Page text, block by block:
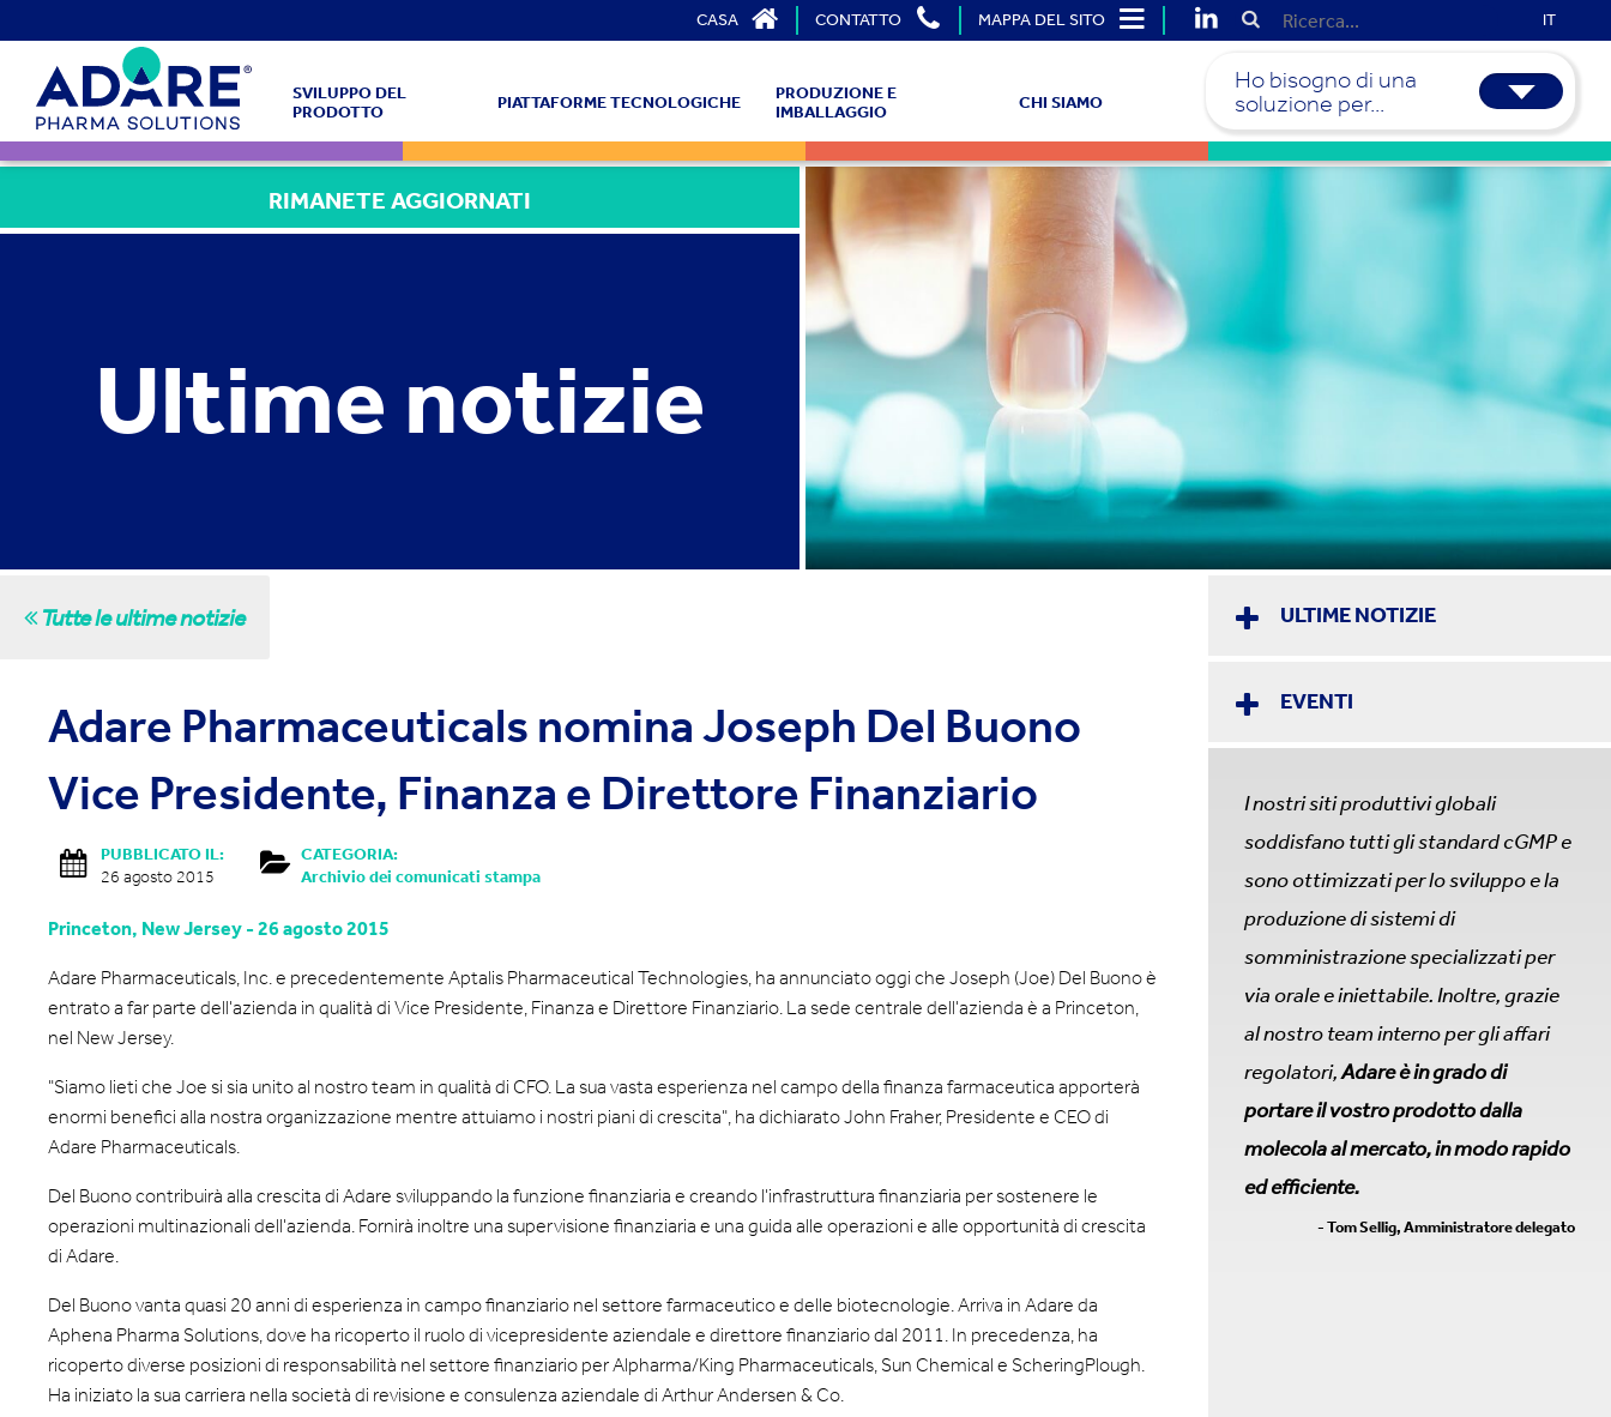
CASA CONTATTO MAPPA DEL SITO IT
SVILUPPO DEL
PRODOTTO
PIATTAFORME TECNOLOGICHE
PRODUZIONE E
IMBALLAGGIO
CHI SIAMO
Ho bisogno di una
soluzione per...
RIMANETE AGGIORNATI
Ultime notizie
Tutte le ultime notizie
Adare Pharmaceuticals nomina Joseph Del Buono
Vice Presidente, Finanza e Direttore Finanziario
PUBBLICATO IL:
26 agosto 2015
CATEGORIA:
Archivio dei comunicati stampa
Princeton, New Jersey - 26 agosto 2015
Adare Pharmaceuticals, Inc. e precedentemente Aptalis Pharmaceutical Technologies, ha annunciato oggi che Joseph (Joe) Del Buono è
entrato a far parte dell'azienda in qualità di Vice Presidente, Finanza e Direttore Finanziario. La sede centrale dell'azienda è a Princeton,
nel New Jersey.
"Siamo lieti che Joe si sia unito al nostro team in qualità di CFO. La sua vasta esperienza nel campo della finanza farmaceutica apporterà
enormi benefici alla nostra organizzazione mentre attuiamo i nostri piani di crescita", ha dichiarato John Fraher, Presidente e CEO di
Adare Pharmaceuticals.
Del Buono contribuirà alla crescita di Adare sviluppando la funzione finanziaria e creando l'infrastruttura finanziaria per sostenere le
operazioni multinazionali dell'azienda. Fornirà inoltre una supervisione finanziaria e una guida alle operazioni e alle opportunità di crescita
di Adare.
Del Buono vanta quasi 20 anni di esperienza in campo finanziario nel settore farmaceutico e delle biotecnologie. Arriva in Adare da
Aphena Pharma Solutions, dove ha ricoperto il ruolo di vicepresidente aziendale e direttore finanziario dal 2011. In precedenza, ha
ricoperto diverse posizioni di responsabilità nel settore finanziario per Alpharma/King Pharmaceuticals, Sun Chemical e ScheringPlough.
Ha iniziato la sua carriera nella società di revisione e consulenza aziendale di Arthur Andersen & Co.
ULTIME NOTIZIE
EVENTI
I nostri siti produttivi globali
soddisfano tutti gli standard cGMP e
sono ottimizzati per lo sviluppo e la
produzione di sistemi di
somministrazione specializzati per
via orale e iniettabile. Inoltre, grazie
al nostro team interno per gli affari
regolatori,Adare è in grado di
portare il vostro prodotto dalla
molecola al mercato, in modo rapido
ed efficiente.
- Tom Sellig, Amministratore delegato